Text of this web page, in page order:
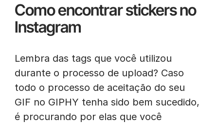
Como encontrar stickers no
Instagram
Lembra das tags que você utilizou
durante o processo de upload? Caso
todo o processo de aceitação do seu
GIF no GIPHY tenha sido bem sucedido,
é procurando por elas que você